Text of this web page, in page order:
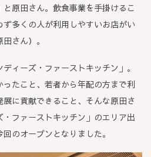
原田さん。飲食事業を手掛けるこ
多くの人が利用しやすいお店がい
さん）。
ィーズ・ファーストキッチン」。
たこと、若者から年配の方まで利
に貢献できること、そんな原田さ
ファーストキッチン」のエリア出
のオープンとなりました。